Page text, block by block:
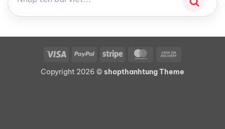
Visa PayPal Stripe MasterCard
Delivery
Copyright 2026 © shopthanhtung Theme